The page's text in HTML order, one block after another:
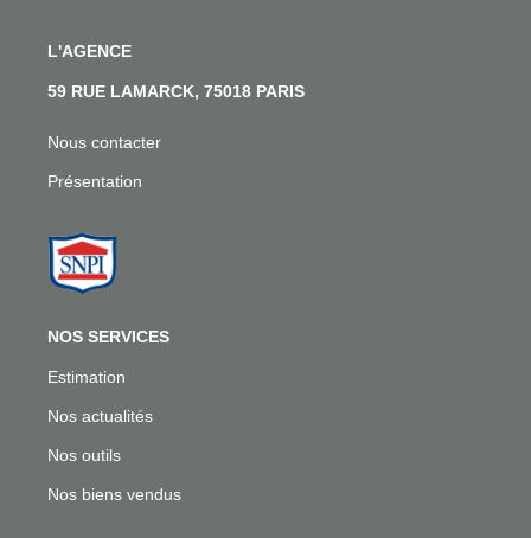
L'AGENCE
59 RUE LAMARCK, 75018 PARIS
Nous contacter
Présentation
NOS SERVICES
Estimation
Nos actualités
Nos outils
Nos biens vendus